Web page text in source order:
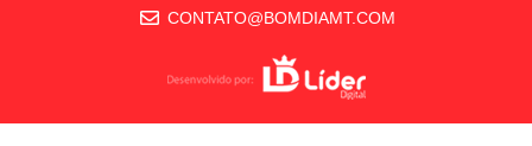
CONTATO@BOMDIAMT.COM